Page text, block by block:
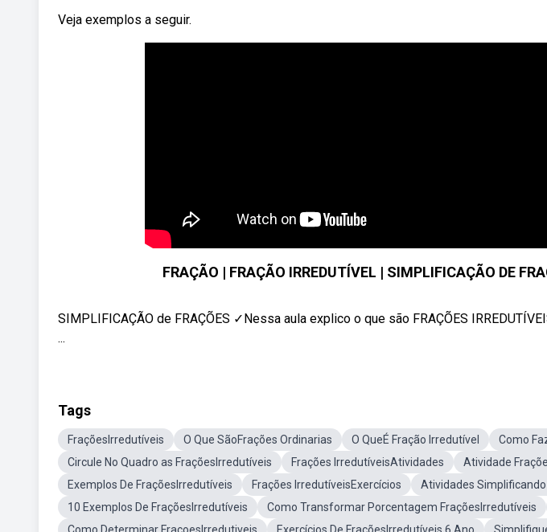
Veja exemplos a seguir.
FRAÇÃO | FRAÇÃO IRREDUTÍVEL | SIMPLIFICAÇÃO DE
SIMPLIFICAÇÃO de FRAÇÕES ✓Nessa aula explico o que são FRAÇÕES
...
Tags
FraçõesIrredutíveis O Que SãoFrações Ordinarias O QueÉ Fração Irredutível
Como
Circule No Quadro as FraçõesIrredutíveis
Frações IrredutíveisAtividades
Atividade
Exemplos De FraçõesIrredutíveis
Frações IrredutíveisExercícios
Atividades
10 Exemplos De FraçõesIrredutíveis
Como Transformar Porcentagem FraçõesIrredutíveis